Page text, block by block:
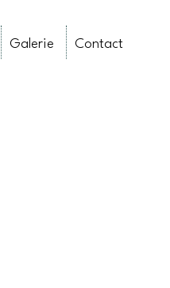
Galerie Contact